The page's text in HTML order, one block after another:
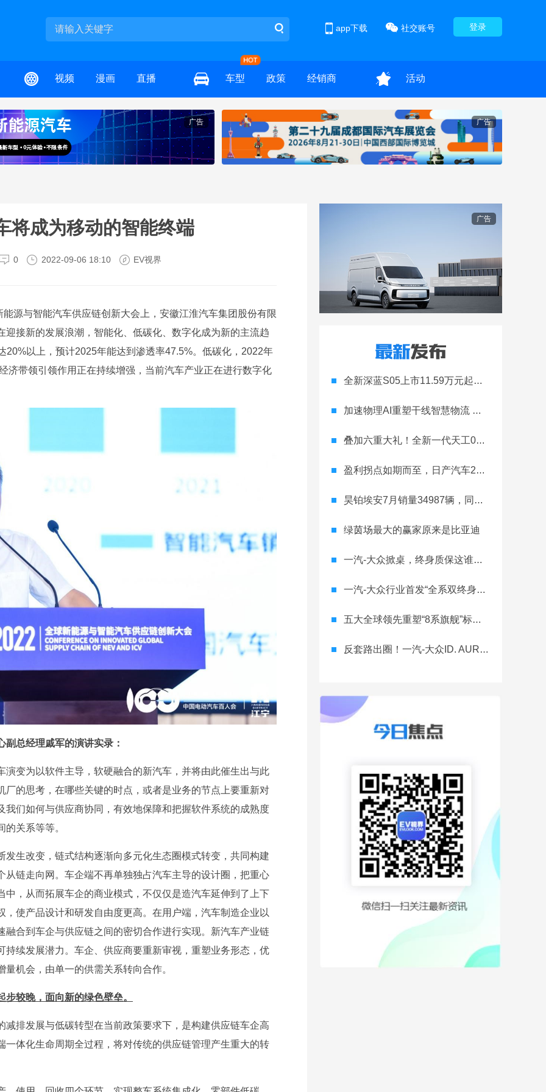
登录
社交账号
app下载
视频 漫画 直播 车型 政策 经销商 活动
广告 广告
将成为移动的智能终端
0 2022-09-06 18:10 EV视界
源与智能汽车供应链创新大会上，安徽江淮汽车集团股份有限
接新的发展浪潮，智能化、低碳化、数字化成为新的主流趋
20%以上，预计2025年能达到渗透率47.5%。低碳化，2022年
济带领引领作用正在持续增强，当前汽车产业正在进行数字化
总经理戚军的演讲实录：
变为以软件主导，软硬融合的新汽车，并将由此催生出与此
的思考，在哪些关键的时点，或者是业务的节点上要重新对
们如何与供应商协同，有效地保障和把握软件系统的成熟度
关系等等。
生改变，链式结构逐渐向多元化生态圈模式转变，共同构建
链走向网。车企端不再单独独占汽车主导的设计圈，把重心
，从而拓展车企的商业模式，不仅仅是造汽车延伸到了上下
使产品设计和研发自由度更高。在用户端，汽车制造企业以
合到车企与供应链之间的密切合作进行实现。新汽车产业链
续发展潜力。车企、供应商要重新审视，重塑业务形态，优
机会，由单一的供需关系转向合作。
较晚，面向新的绿色壁垒。
排发展与低碳转型在当前政策要求下，是构建供应链车企高
体化生命周期全过程，将对传统的供应链管理产生重大的转
广告
全新深蓝S05上市11.59万元起，全球时尚激光智能SUV全面进阶
加速物理AI重塑干线智慧物流 智加科技战略合作图达通
叠加六重大礼！全新一代天工08 670 Max上市限时价17.99万元
盈利拐点如期而至，日产汽车26财年一季度财报释放稳健增长信号
昊铂埃安7月销量34987辆，同比增长31.74%，全新Ray系列蓄势待发
绿茵场最大的赢家原来是比亚迪
一汽-大众掀桌，终身质保这谁顶得住？
一汽-大众行业首发“全系双终身质保” 重树汽车服务新标杆
五大全球领先重塑“8系旗舰”标杆！神行者8首台量产车下线，8月10日预售
反套路出圈！一汽-大众ID. AURA T6将智舱首秀留给老车主